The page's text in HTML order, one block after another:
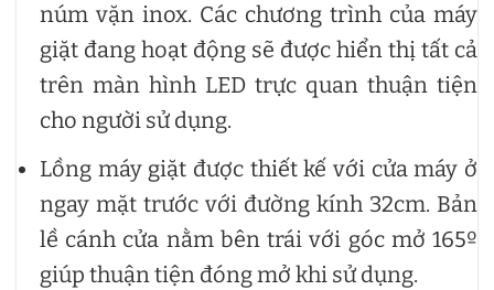
núm vặn inox. Các chương trình của máy
giặt đang hoạt động sẽ được hiển thị tất cả
trên màn hình LED trực quan thuận tiện
cho người sử dụng.
Lồng máy giặt được thiết kế với cửa máy ở
ngay mặt trước với đường kính 32cm. Bản
lề cánh cửa nằm bên trái với góc mở 165º
giúp thuận tiện đóng mở khi sử dụng.